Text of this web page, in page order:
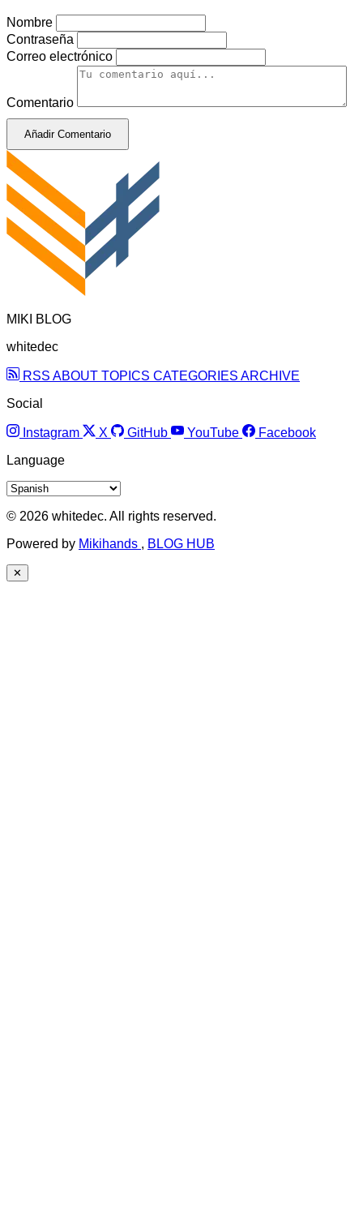
Nombre
Contraseña
Correo electrónico
Comentario
Añadir Comentario
MIKI BLOG
whitedec
RSS ABOUT TOPICS CATEGORIES ARCHIVE
Social
Instagram X GitHub YouTube
Facebook
Language
© 2026 whitedec. All rights reserved.
Powered by Mikihands , BLOG HUB
✕